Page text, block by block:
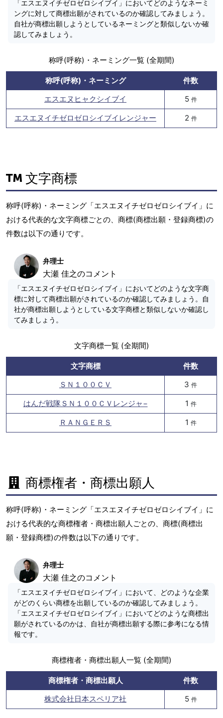
「エスエヌイチゼロゼロシイブイ」においてどのようなネーミ
ングに対して商標出願がされているのか確認してみましょう。
自社が商標出願しようとしているネーミングと類似しないか確
認してみましょう。
称呼(呼称)・ネーミング一覧 (全期間)
称呼(呼称)・ネーミング
件数
エスエヌヒャクシイブイ
5 件
エスエヌイチゼロゼロシイブイレンジャー 2 件
文字商標
称呼(呼称)・ネーミング「エスエヌイチゼロゼロシイブイ」に
おける代表的な文字商標ごとの、商標(商標出願・登録商標)の
件数は以下の通りです。
弁理士
大瀬 佳之のコメント
「エスエヌイチゼロゼロシイブイ」においてどのような文字商
標に対して商標出願がされているのか確認してみましょう。自
社が商標出願しようとしている文字商標と類似しないか確認し
てみましょう。
文字商標一覧 (全期間)
文字商標
件数
ＳＮ１００ＣＶ
3 件
はんだ戦隊ＳＮ１００ＣＶレンジャ− 1 件
ＲＡＮＧＥＲＳ 1 件
商標権者・商標出願人
称呼(呼称)・ネーミング「エスエヌイチゼロゼロシイブイ」に
おける代表的な商標権者・商標出願人ごとの、商標(商標出
願・登録商標)の件数は以下の通りです。
弁理士
大瀬 佳之のコメント
「エスエヌイチゼロゼロシイブイ」において、どのような企業
がどのくらい商標を出願しているのか確認してみましょう。
「エスエヌイチゼロゼロシイブイ」においてどのような商標出
願がされているのかは、自社が商標出願する際に参考になる情
報です。
商標権者・商標出願人一覧 (全期間)
商標権者・商標出願人
件数
株式会社日本スペリア社
5 件